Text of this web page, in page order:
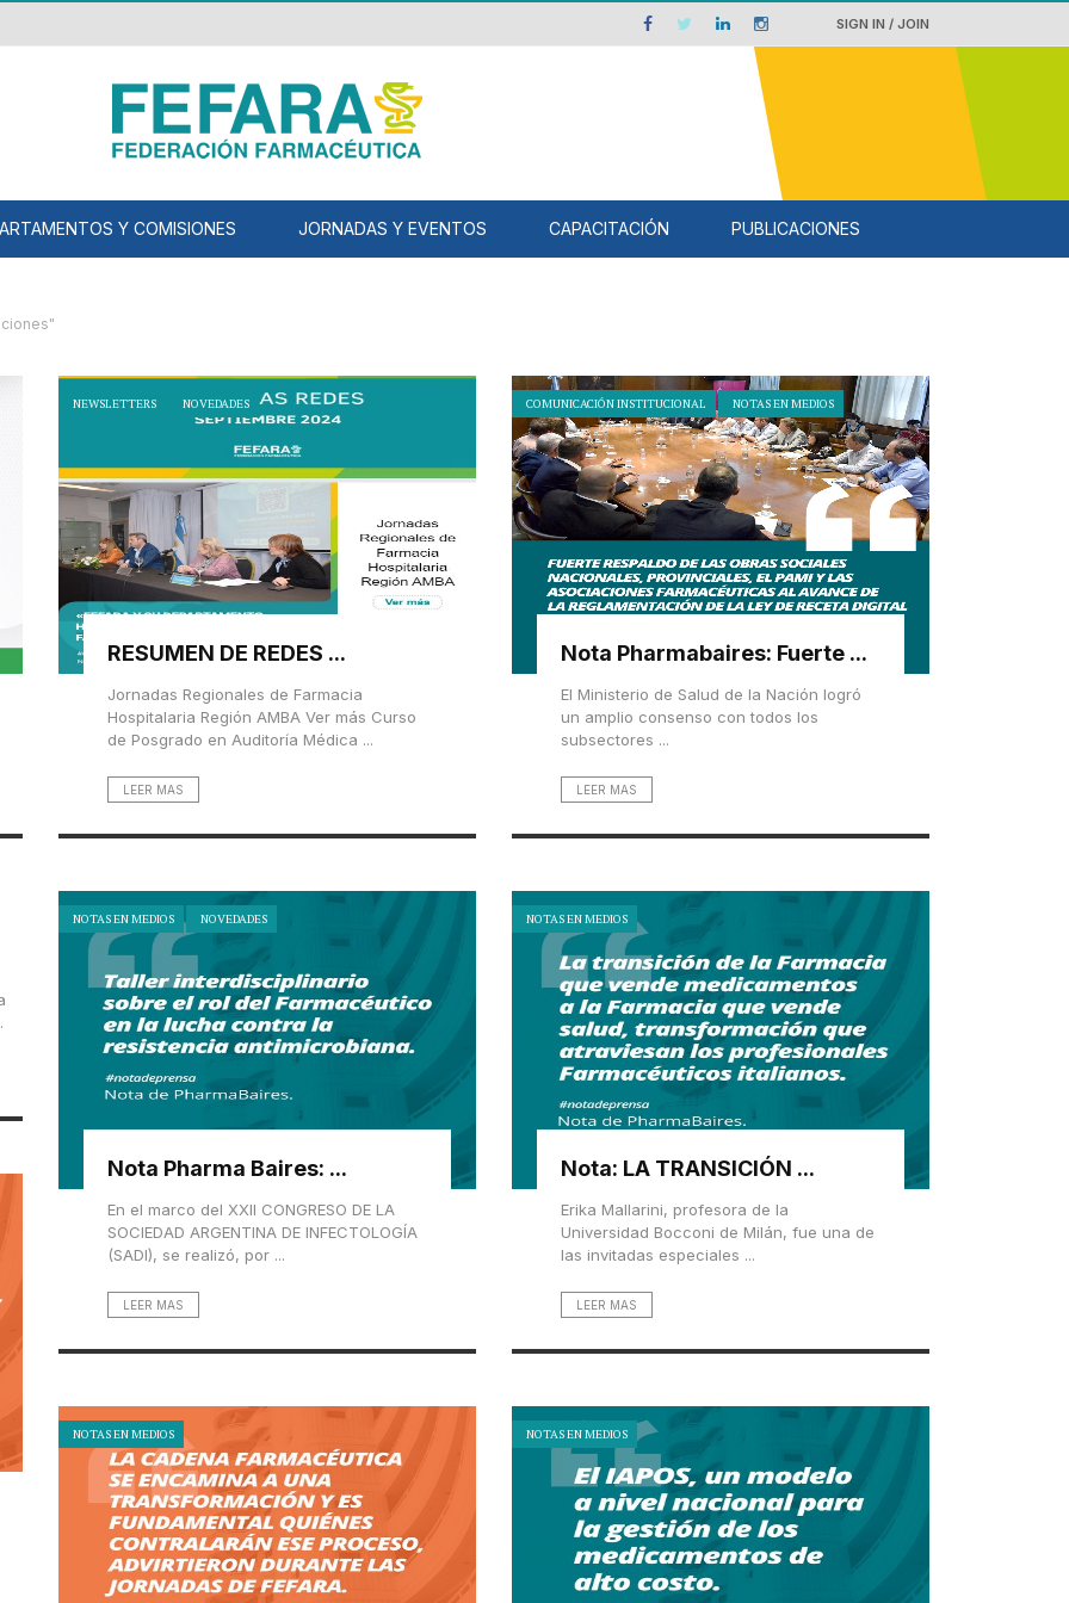
SIGN IN / JOIN
Y COMISIONES JORNADAS Y EVENTOS CAPACITACIÓN PUBLICACIONES
NEWSLETTERS NOVEDADES
RESUMEN DE REDES ...
Jornadas Regionales de Farmacia
Hospitalaria Región AMBA Ver más Curso
de Posgrado en Auditoría Médica ...
LEER MAS
COMUNICACIÓN INSTITUCIONAL NOTAS EN MEDIOS
Nota Pharmabaires: Fuerte ...
El Ministerio de Salud de la Nación logró
un amplio consenso con todos los
subsectores ...
LEER MAS
NOTAS EN MEDIOS NOVEDADES
Nota Pharma Baires: ...
En el marco del XXII CONGRESO DE LA
SOCIEDAD ARGENTINA DE INFECTOLOGÍA
(SADI), se realizó, por ...
LEER MAS
NOTAS EN MEDIOS
Nota: LA TRANSICIÓN ...
Erika Mallarini, profesora de la
Universidad Bocconi de Milán, fue una de
las invitadas especiales ...
LEER MAS
NOTAS EN MEDIOS NOTAS EN MEDIOS